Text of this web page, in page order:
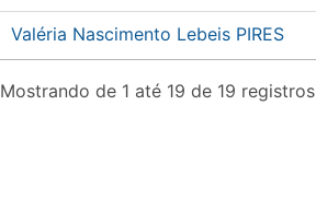
Valéria Nascimento Lebeis PIRES
Mostrando de 1 até 19 de 19 registros